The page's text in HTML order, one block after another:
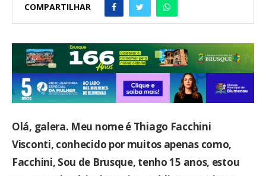
COMPARTILHAR
Olá, galera. Meu nome é Thiago Facchini
Visconti, conhecido por muitos apenas como,
Facchini, Sou de Brusque, tenho 15 anos, estou